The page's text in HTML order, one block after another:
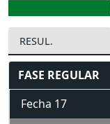
RESUL.
FASE REGULAR
Fecha 17